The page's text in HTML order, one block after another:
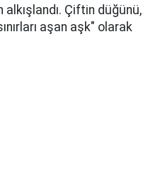
Çiftin düğünü,
aşan aşk" olarak